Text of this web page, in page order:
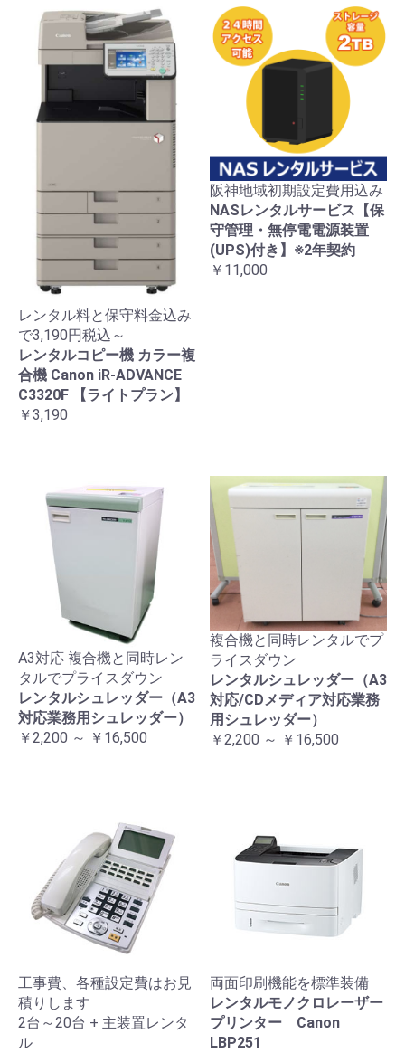
レンタル料と保守料金込み
で3,190円税込～
レンタルコピー機 カラー複
合機 Canon iR-ADVANCE
C3320F 【ライトプラン】
￥3,190
阪神地域初期設定費用込み
NASレンタルサービス【保
守管理・無停電電源装置
(UPS)付き】※2年契約
￥11,000
A3対応 複合機と同時レン
タルでプライスダウン
レンタルシュレッダー（A3
対応業務用シュレッダー）
￥2,200 ～ ￥16,500
複合機と同時レンタルでプ
ライスダウン
レンタルシュレッダー（A3
対応/CDメディア対応業務
用シュレッダー）
￥2,200 ～ ￥16,500
工事費、各種設定費はお見
積りします
2台～20台 + 主装置レンタ
ル
両面印刷機能を標準装備
レンタルモノクロレーザー
プリンター Canon
LBP251